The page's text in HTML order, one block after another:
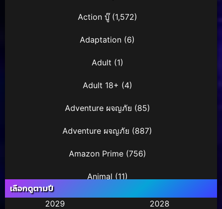
Action บู๊(1,572)
Adaptation (6)
Adult (1)
Adult 18+ (4)
Adventure ผจญภัย (85)
Adventure ผจญภัย (887)
Amazon Prime(756)
Animal (11)
Animation การ์ตูน(245)
เลือกดูตามปี
2029
2028